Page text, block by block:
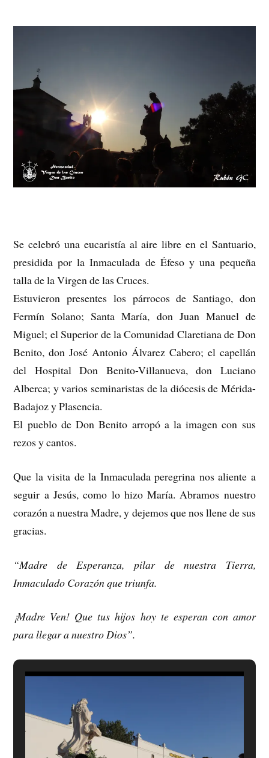
Se celebró una eucaristía al aire libre en el Santuario,
presidida por la Inmaculada de Éfeso y una pequeña
talla de la Virgen de las Cruces.
Estuvieron presentes los párrocos de Santiago, don
Fermín Solano; Santa María, don Juan Manuel de
Miguel; el Superior de la Comunidad Claretiana de Don
Benito, don José Antonio Álvarez Cabero; el capellán
del Hospital Don Benito-Villanueva, don Luciano
Alberca; y varios seminaristas de la diócesis de Mérida-
Badajoz y Plasencia.
El pueblo de Don Benito arropó a la imagen con sus
rezos y cantos.
Que la visita de la Inmaculada peregrina nos aliente a
seguir a Jesús, como lo hizo María. Abramos nuestro
corazón a nuestra Madre, y dejemos que nos llene de sus
gracias.
“Madre de Esperanza, pilar de nuestra Tierra,
Inmaculado Corazón que triunfa.
¡Madre Ven! Que tus hijos hoy te esperan con amor
para llegar a nuestro Dios”.